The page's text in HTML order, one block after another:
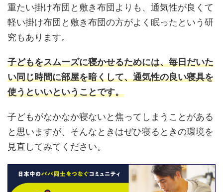
重たい掛け布団と敷き布団よりも、通気性が良くて
軽い掛け布団と敷き布団の方がよく眠ったという研
究もあります。
子どもをスムーズに寝かせるためには、毎日だいた
い同じ時間に部屋を暗くして、通気性の良い寝具を
使うといいということです。
子どもがなかなか寝ないと焦ってしまうことがある
と思いますが、そんなときはぜひ寝るときの環境を
見直してみてください。